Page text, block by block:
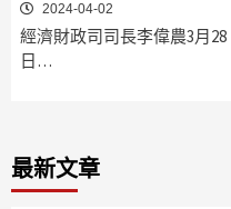
2024-04-02
經濟財政司司長李偉農3月28
日…
最新文章